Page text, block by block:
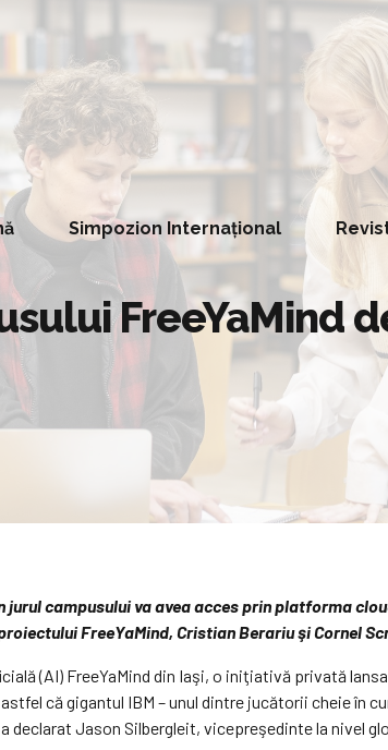
Simpozion Internațional
FreeYaMind
campusului va avea acces prin platforma
FreeYaMind, Cristian Berariu şi Cornel
(AI) FreeYaMind din Iaşi, o iniţiativă pri­vată
că gigantul IBM – unul dintre jucătorii cheie în
Jason Silbergleit, vicepreşedinte la nivel